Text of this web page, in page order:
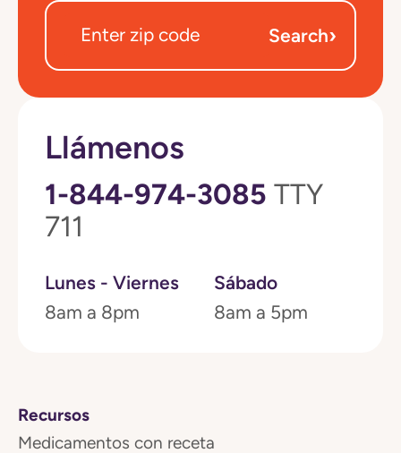
Search›
Llámenos
1-844-974-3085 TTY
711
Lunes - Viernes
8am a 8pm
Sábado
8am a 5pm
Recursos
Medicamentos con receta